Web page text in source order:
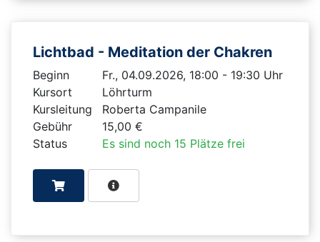
Lichtbad - Meditation der Chakren
Beginn
Fr., 04.09.2026, 18:00 - 19:30 Uhr
Kursort
Löhrturm
Kursleitung
Roberta Campanile
Gebühr
15,00 €
Status
Es sind noch 15 Plätze frei